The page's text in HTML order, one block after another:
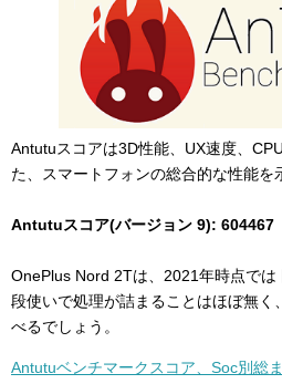
Antutuスコアは3D性能、UX速度、
た、スマートフォンの総合的な性能を
Antutuスコア(バージョン 9): 604467
OnePlus Nord 2Tは、2021年時点では
段使いで処理が詰まることはほぼ無く
べるでしょう。
Antutuベンチマークスコア、Soc別総